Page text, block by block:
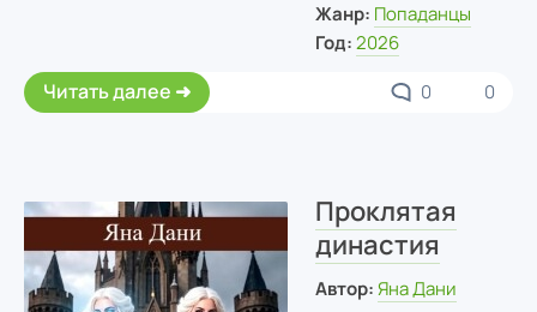
Жанр: Попаданцы
Год: 2026
Читать далее 0 0
Проклятая
династия
Автор: Яна Дани